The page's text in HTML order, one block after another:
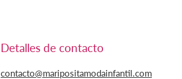
Detalles de contacto
contacto@maripositamodainfantil.com